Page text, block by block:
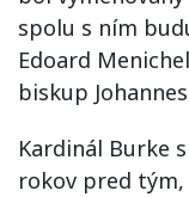
spolu s ním
Edoard
biskup
Kardinál Burke
rokov pred tým,